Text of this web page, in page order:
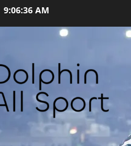
9:06:38 AM